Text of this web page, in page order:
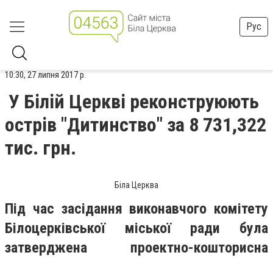
Рус
10:30, 27 липня 2017 р.
У Білій Церкві реконструюють
острів "Дитинство" за 8 731,322
тис. грн.
Біла Церква
Під час засідання виконавчого комітету
Білоцерківської міської ради була
затверджена проектно-кошторисна